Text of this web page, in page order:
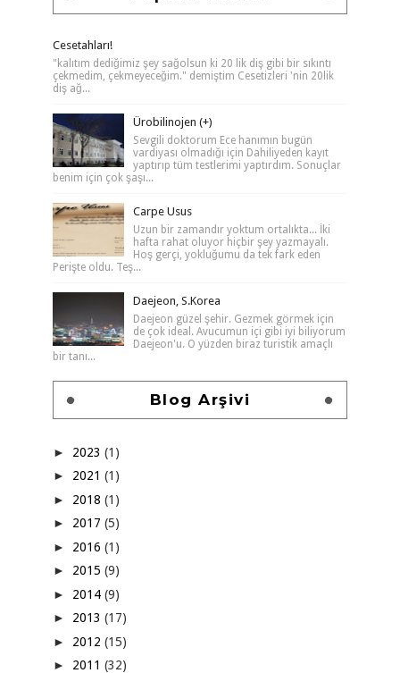
Cesetahları!
"kalıtım dediğimiz şey sağolsun ki 20 lik diş gibi bir sıkıntı
çekmedim, çekmeyeceğim." demiştim Cesetizleri 'nin 20lik
diş ağ...
Ürobilinojen (+)
Sevgili doktorum Ece hanımın bugün
vardiyası olmadığı için Dahiliyeden kayıt
yaptırıp tüm testlerimi yaptırdım. Sonuçlar
benim için çok şaşı...
Carpe Usus
Uzun bir zamandır yoktum ortalıkta... İki
hafta rahat oluyor hiçbir şey yazmayalı.
Hoş gerçi, yokluğumu da tek fark eden
Perişte oldu. Teş...
Daejeon, S.Korea
Daejeon güzel şehir. Gezmek görmek için
de çok ideal. Avucumun içi gibi iyi biliyorum
Daejeon'u. O yüzden biraz turistik amaçlı
bir tanı...
Blog Arşivi
► 2023 (1)
► 2021 (1)
► 2018 (1)
► 2017 (5)
► 2016 (1)
► 2015 (9)
► 2014 (9)
► 2013 (17)
► 2012 (15)
► 2011 (32)